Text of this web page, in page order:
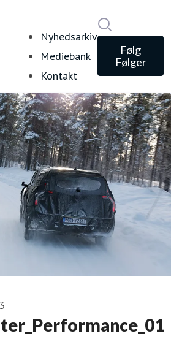
Nyhedsarkiv
Mediebank
Kontakt
Følg
Følger